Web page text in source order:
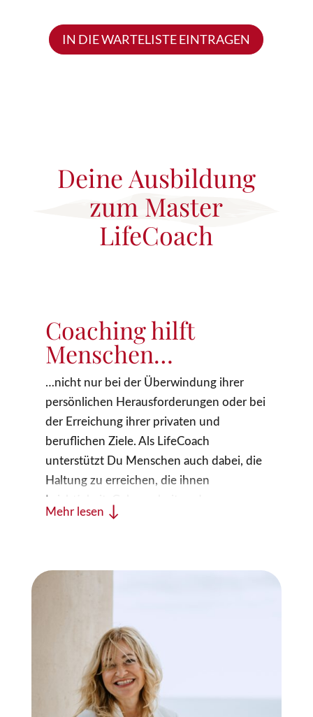
IN DIE WARTELISTE EINTRAGEN
Deine Ausbildung
zum Master
LifeCoach
Coaching hilft
Menschen…
…nicht nur bei der Überwindung ihrer
persönlichen Herausforderungen oder bei
der Erreichung ihrer privaten und
beruflichen Ziele. Als LifeCoach
unterstützt Du Menschen auch dabei, die
Haltung zu erreichen, die ihnen
Leichtigkeit, Gelassenheit und
entspannten Erfolg in allen
In dieser 12-monatigen Ausbildung lernst
jährigen Erfahrung in der Begleitung und
Stärkung von Menschen.
Nach dieser neuen, einzigartigen
Coaching-Ausbildung wirst Du in der Lage
Mehr lesen